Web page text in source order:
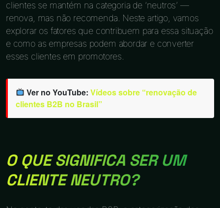
clientes se mantém na categoria de ‘neutros’ —
renova, mas não recomenda. Neste artigo, vamos
explorar os fatores que contribuem para essa situação
e como as empresas podem abordar e converter
esses clientes em promotores.
Ver no YouTube: Vídeos sobre “renovação de
clientes B2B no Brasil”
O QUE SIGNIFICA SER UM
CLIENTE NEUTRO?